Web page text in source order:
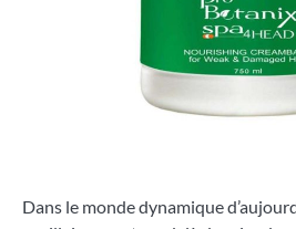
Dans le monde dynamique